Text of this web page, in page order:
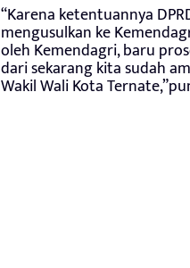
“Karena ketentuannya
mengusulkan ke
oleh Kemendagri, baru
dari sekarang kita sudah
Wakil Wali Kota